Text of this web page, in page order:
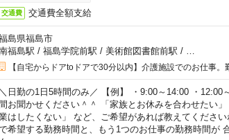
交通費 交通費全額支給
島県福島市
福島駅 / 福島学院前駅 / 美術館図書館前駅 /
【自宅からドアtoドアで30分以内】介護施設でのお仕事。
＼日勤の1日5時間のみ／ 【例】 ・9:00～14:00 ・12:00
お聞かせください＾＾ 「家族とお休みを合わせたい
はしたくない」 など、ご希望があれば教えてくださ
希望する勤務時間と、もう1つのお仕事の勤務時間が